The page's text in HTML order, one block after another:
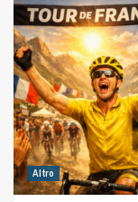
Altro